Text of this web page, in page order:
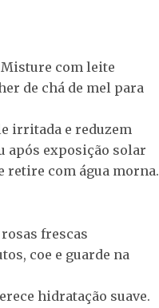
com leite
de chá de mel para
irritada e reduzem
após exposição solar
retire com água morna.
frescas
coe e guarde na
hidratação suave.